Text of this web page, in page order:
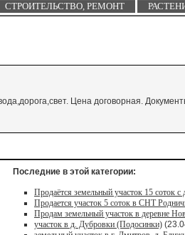
СТРОИТЕЛЬСТВО, РЕМОНТ
Цена договорная.
Последние в этой категории:
Продаётся земельный участок 15 соток
Продается участок 5 соток в СНТ
Продам земельный участок в деревне
участок в д. Дубровки (Подосинки)